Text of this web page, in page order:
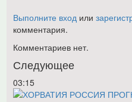
Выполните вход или
комментария.
Комментариев нет.
Следующее
03:15